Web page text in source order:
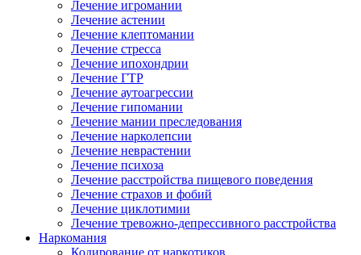
Лечение игромании
Лечение астении
Лечение клептомании
Лечение стресса
Лечение ипохондрии
Лечение ГТР
Лечение аутоагрессии
Лечение гипомании
Лечение мании преследования
Лечение нарколепсии
Лечение неврастении
Лечение психоза
Лечение расстройства пищевого поведения
Лечение страхов и фобий
Лечение циклотимии
Лечение тревожно-депрессивного расстройства
Наркомания
Кодирование от наркотиков